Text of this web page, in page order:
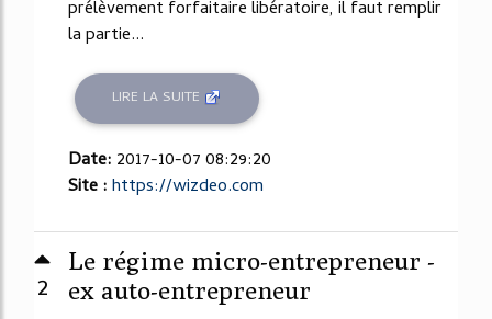
prélèvement forfaitaire libératoire, il faut remplir
la partie...
LIRE LA SUITE
Date: 2017-10-07 08:29:20
Site :https://wizdeo.com
2
Le régime micro-entrepreneur -
ex auto-entrepreneur